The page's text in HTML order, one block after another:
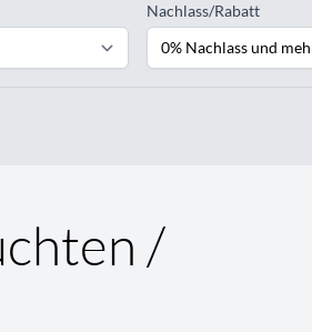
Nachlass/Rabatt
/